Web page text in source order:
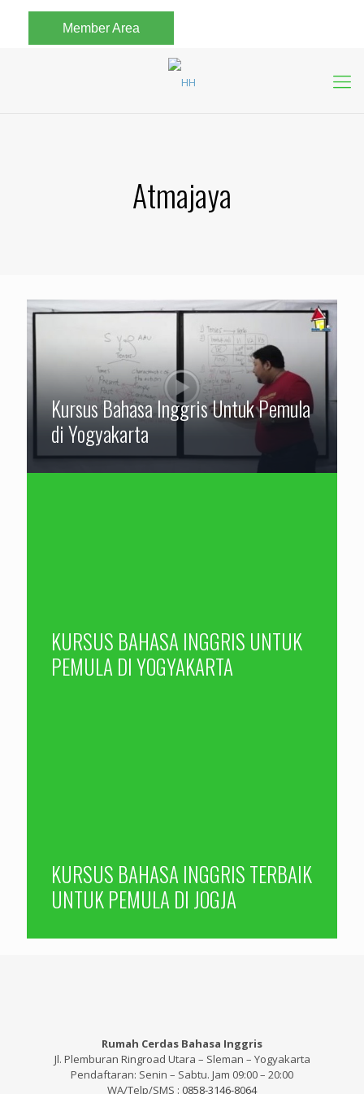
Member Area
Atmajaya
Kursus Bahasa Inggris Untuk Pemula
di Yogyakarta
KURSUS BAHASA INGGRIS UNTUK
PEMULA DI YOGYAKARTA
KURSUS BAHASA INGGRIS TERBAIK
UNTUK PEMULA DI JOGJA
Rumah Cerdas Bahasa Inggris
Jl. Plemburan Ringroad Utara – Sleman – Yogyakarta
Pendaftaran: Senin – Sabtu. Jam 09:00 – 20:00
WA/Telp/SMS : 0858-3146-8064